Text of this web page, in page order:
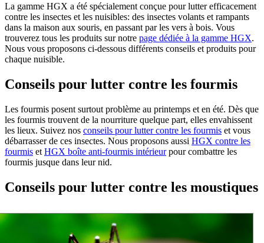
La gamme HGX a été spécialement conçue pour lutter efficacement
contre les insectes et les nuisibles: des insectes volants et rampants
dans la maison aux souris, en passant par les vers à bois. Vous
trouverez tous les produits sur notre page dédiée à la gamme HGX.
Nous vous proposons ci-dessous différents conseils et produits pour
chaque nuisible.
Conseils pour lutter contre les fourmis
Les fourmis posent surtout problème au printemps et en été. Dès que
les fourmis trouvent de la nourriture quelque part, elles envahissent
les lieux. Suivez nos conseils pour lutter contre les fourmis et vous
débarrasser de ces insectes. Nous proposons aussi HGX contre les
fourmis et HGX boîte anti-fourmis intérieurpour combattre les
fourmis jusque dans leur nid.
Conseils pour lutter contre les moustiques